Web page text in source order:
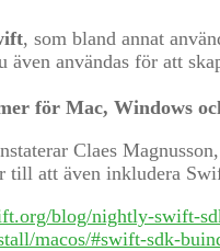
, som bland annat
även användas för att
för Mac, Windows
Claes
till att även inkludera
blog/nightly-swift-
macos/#swift-sdk-